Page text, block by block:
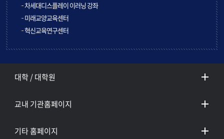
차세대디스플레이 이러닝 강좌
미래교양교육센터
혁신교육연구센터
대학 / 대학원
교내 기관홈페이지
기타 홈페이지